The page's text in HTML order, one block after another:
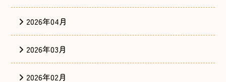
2026年04月
2026年03月
2026年02月